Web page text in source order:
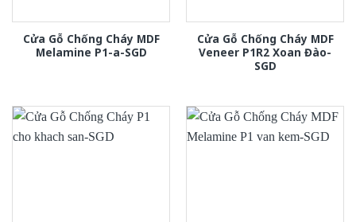
Cửa Gỗ Chống Cháy MDF
Melamine P1-a-SGD
Cửa Gỗ Chống Cháy MDF
Veneer P1R2 Xoan Đào-
SGD